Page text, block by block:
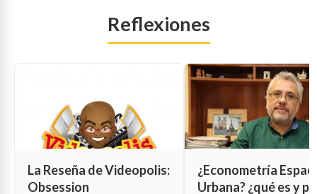
Reflexiones
La Reseña de Videopolis:
Obsession
¿Econometría
Urbana? ¿qué es y